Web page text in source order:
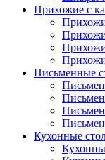
Прихожие с
Письменные
Кухонные